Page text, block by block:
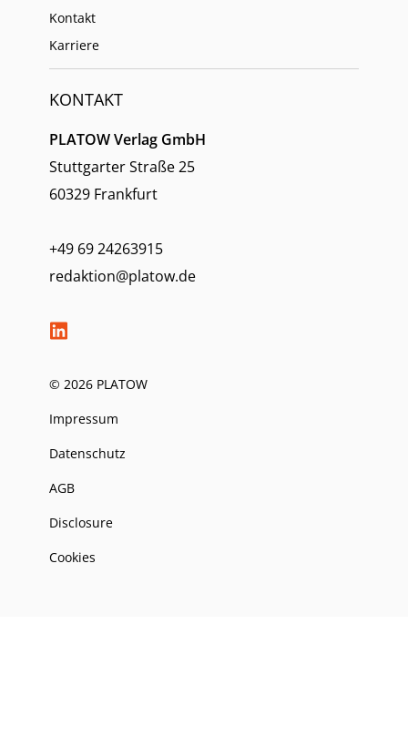
Kontakt
Karriere
KONTAKT
PLATOW Verlag GmbH
Stuttgarter Straße 25
60329 Frankfurt
+49 69 24263915
redaktion@platow.de
© 2026 PLATOW
Impressum
Datenschutz
AGB
Disclosure
Cookies